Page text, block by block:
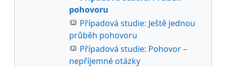
pohovoru
Případová studie: Ještě jednou
průběh pohovoru
Případová studie: Pohovor –
nepříjemné otázky